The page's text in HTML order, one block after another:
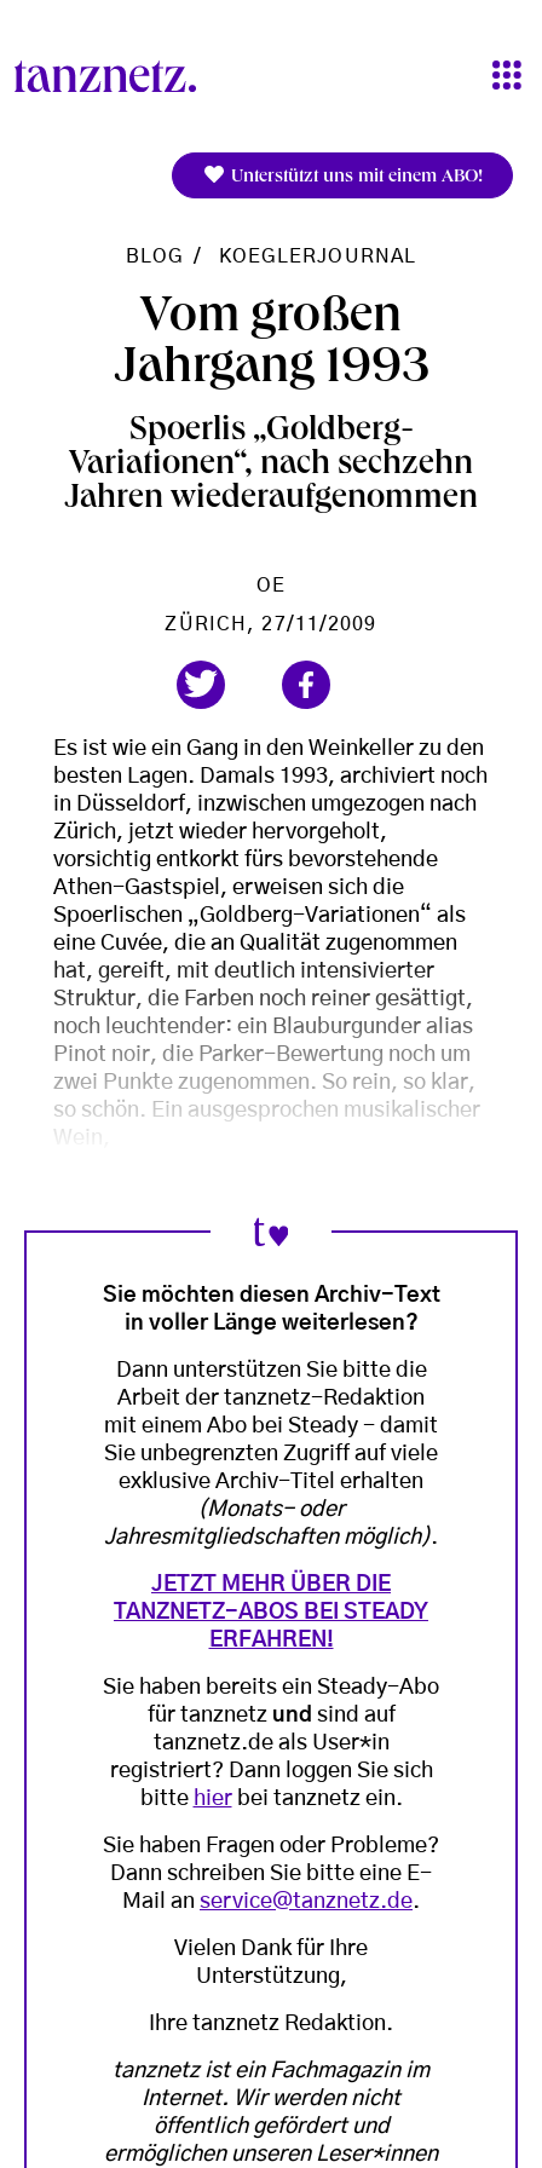
Unterstützt uns mit einem ABO!
BLOG KOEGLERJOURNAL
Vom großen
Jahrgang 1993
Spoerlis „Goldberg-
Variationen“, nach sechzehn
Jahren wiederaufgenommen
OE
ZÜRICH , 27/11/2009
Es ist wie ein Gang in den Weinkeller zu den
besten Lagen. Damals 1993, archiviert noch
in Düsseldorf, inzwischen umgezogen nach
Zürich, jetzt wieder hervorgeholt,
vorsichtig entkorkt fürs bevorstehende
Athen-Gastspiel, erweisen sich die
Spoerlischen „Goldberg-Variationen“ als
eine Cuvée, die an Qualität zugenommen
hat, gereift, mit deutlich intensivierter
Struktur, die Farben noch reiner gesättigt,
noch leuchtender: ein Blauburgunder alias
Pinot noir, die Parker-Bewertung noch um
zwei Punkte zugenommen. So rein, so klar,
so schön. Ein ausgesprochen musikalischer
Wein,
Sie möchten diesen Archiv-Text
in voller Länge weiterlesen?
Dann unterstützen Sie bitte die
Arbeit der tanznetz-Redaktion
mit einem Abo bei Steady - damit
Sie unbegrenzten Zugriff auf viele
exklusive Archiv-Titel erhalten
(Monats- oder
Jahresmitgliedschaften möglich).
JETZT MEHR ÜBER DIE
TANZNETZ-ABOS BEI STEADY
ERFAHREN!
Sie haben bereits ein Steady-Abo
für tanznetz und sind auf
tanznetz.de als User*in
registriert? Dann loggen Sie sich
bitte hierbei tanznetz ein.
Sie haben Fragen oder Probleme?
Dann schreiben Sie bitte eine E-
Mail an service@tanznetz.de.
Vielen Dank für Ihre
Unterstützung,
Ihre tanznetz Redaktion.
tanznetz ist ein Fachmagazin im
Internet. Wir werden nicht
öffentlich gefördert und
ermöglichen unseren Leser*innen